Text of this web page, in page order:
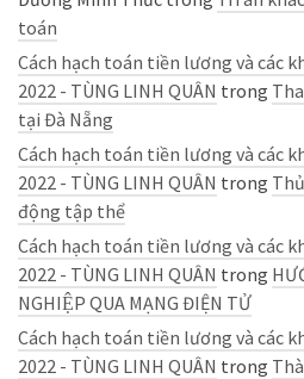
toán
Cách hạch toán tiền lương và các
2022 - TÙNG LINH QUÂN trong
tại Đà Nẵng
Cách hạch toán tiền lương và các
2022 - TÙNG LINH QUÂN trong
động tập thể
Cách hạch toán tiền lương và các
2022 - TÙNG LINH QUÂN trong
NGHIỆP QUA MẠNG ĐIỆN TỬ
Cách hạch toán tiền lương và các
2022 - TÙNG LINH QUÂN trong